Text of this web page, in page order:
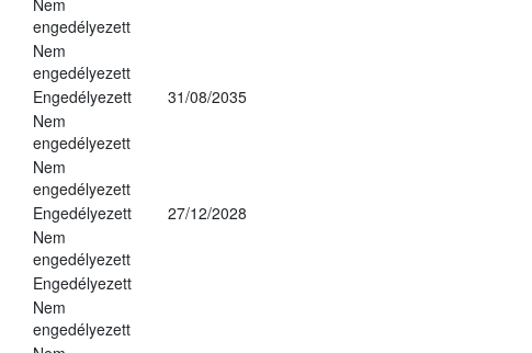
engedélyezett
Nem
engedélyezett
Engedélyezett
31/08/2035
Nem
engedélyezett
Nem
engedélyezett
Engedélyezett
27/12/2028
Nem
engedélyezett
Engedélyezett
Nem
engedélyezett